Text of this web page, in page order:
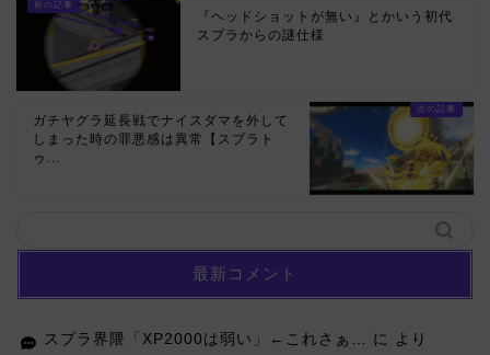
『ヘッドショットが無い』とかいう初代
スプラからの謎仕様
ガチヤグラ延長戦でナイスダマを外して
しまった時の罪悪感は異常【スプラト
ゥ...
最新コメント
スプラ界隈「XP2000は弱い」←これさぁ… に より